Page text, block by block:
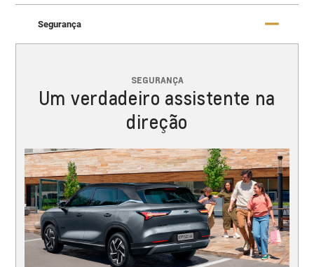
Segurança
SEGURANÇA
Um verdadeiro assistente na
direção